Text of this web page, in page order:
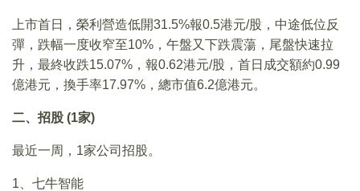
上市首日，榮利營造低開31.5%報0.5港元/股，中途低位反
彈，跌幅一度收窄至10%，午盤又下跌震蕩，尾盤快速拉
升，最終收跌15.07%，報0.62港元/股，首日成交額約0.99
億港元，換手率17.97%，總市值6.2億港元。
二、招股 (1家)
最近一周，1家公司招股。
1、七牛智能